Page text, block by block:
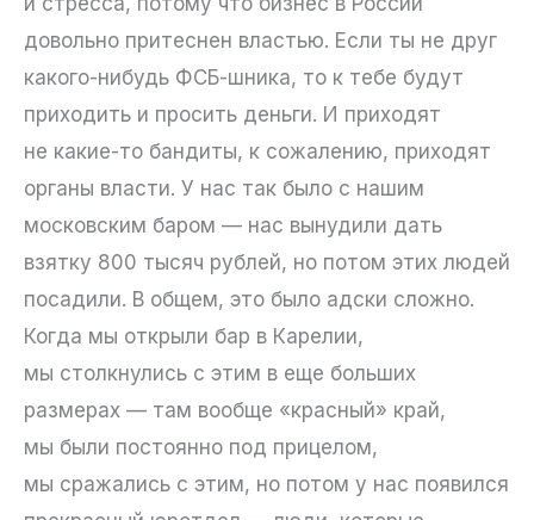
довольно притеснен властью. Если ты не друг
какого-нибудь ФСБ-шника, то к тебе будут
приходить и просить деньги. И приходят
не какие-то бандиты, к сожалению, приходят
органы власти. У нас так было с нашим
московским баром — нас вынудили дать
взятку 800 тысяч рублей, но потом этих людей
посадили. В общем, это было адски сложно.
Когда мы открыли бар в Карелии,
мы столкнулись с этим в еще больших
размерах — там вообще «красный» край,
мы были постоянно под прицелом,
мы сражались с этим, но потом у нас появился